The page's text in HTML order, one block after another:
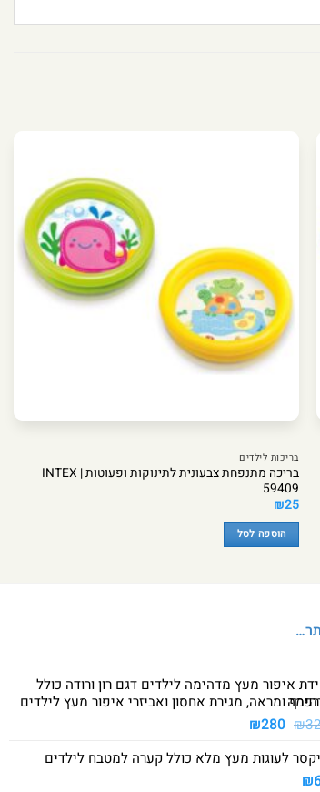
בריכות לילדים
בריכה מתנפחת צבעונית לתינוקות ופעוטות INTEX |
59409
₪25
הוספה לסל
איפור מעץ מדהימה לילדים דגם רון ורודה כולל
ומראה, מגירת אחסון ואביזרי איפור מעץ לילדים
₪ המחיר
היה:
₪280 המחיר
הוא:
לעוגות מעץ מלא כולל קערה למטבח לילדים
₪